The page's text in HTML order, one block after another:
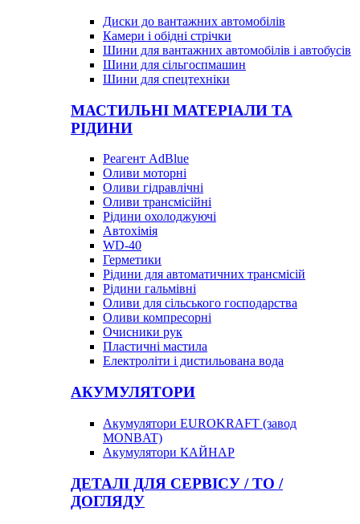
Диски до вантажних автомобілів
Камери і обідні стрічки
Шини для вантажних автомобілів і автобусів
Шини для сільгоспмашин
Шини для спецтехніки
МАСТИЛЬНІ МАТЕРІАЛИ ТА
РІДИНИ
Реагент AdBlue
Оливи моторні
Оливи гідравлічні
Оливи трансмісійні
Рідини охолоджуючі
Автохімія
WD-40
Герметики
Рідини для автоматичних трансмісій
Рідини гальмівні
Оливи для сільського господарства
Оливи компресорні
Очисники рук
Пластичні мастила
Електроліти і дистильована вода
АКУМУЛЯТОРИ
Акумулятори EUROKRAFT (завод
MONBAT)
Акумулятори КАЙНАР
ДЕТАЛІ ДЛЯ СЕРВІСУ / ТО /
ДОГЛЯДУ